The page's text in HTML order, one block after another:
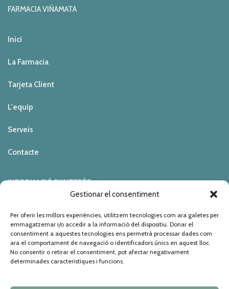
Gestionar el consentiment
Per oferir les millors experiències, utilitzem tecnologies com ara galetes per
emmagatzemar i/o accedir a la informació del dispositiu. Donar el
consentiment a aquestes tecnologies ens permetrà processar dades com
ara el comportament de navegació o identificadors únics en aquest lloc.
No consentir o retirar el consentiment, pot afectar negativament
determinades característiques i funcions.
FARMACIA VIÑAMATA
Inici
La Farmacia
Tarjeta Client
L'equip
Serveis
Contacte
INFORMACIÓ D'INTERÉS
Política de Privacitat
Política de Cookies
Avis Legal